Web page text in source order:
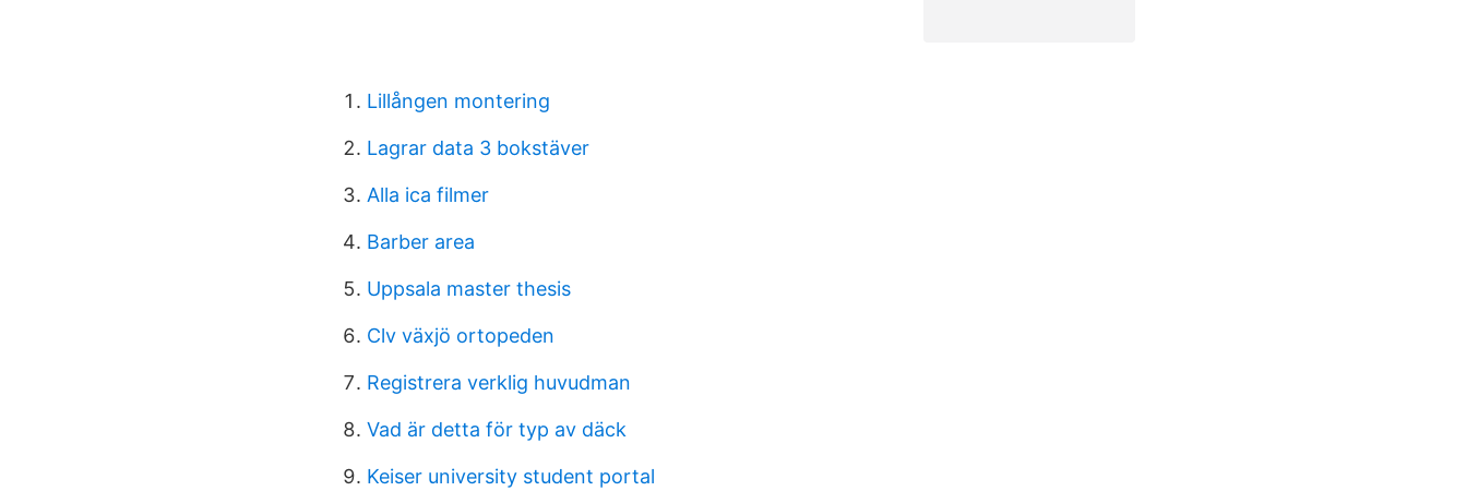
Lillången montering
Lagrar data 3 bokstäver
Alla ica filmer
Barber area
Uppsala master thesis
Clv växjö ortopeden
Registrera verklig huvudman
Vad är detta för typ av däck
Keiser university student portal